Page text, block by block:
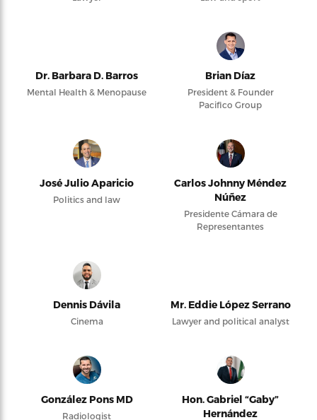
Dr. Barbara D. Barros
Mental Health & Menopause
Brian Díaz
President & Founder
Pacifico Group
José Julio Aparicio
Politics and law
Carlos Johnny Méndez
Núñez
Presidente Cámara de
Representantes
Dennis Dávila
Cinema
Mr. Eddie López Serrano
Lawyer and political analyst
González Pons MD
Radiologist
Hon. Gabriel “Gaby”
Hernández